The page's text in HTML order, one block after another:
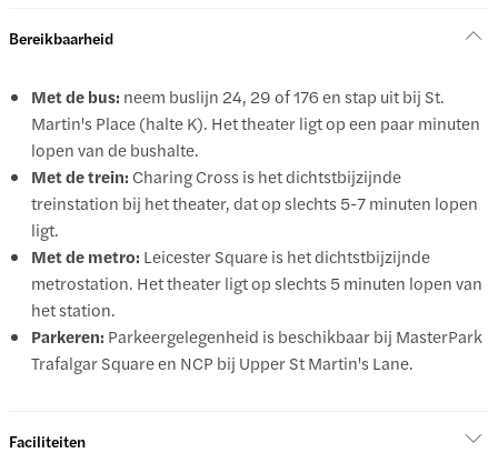
Bereikbaarheid
Met de bus: neem buslijn 24, 29 of 176 en stap uit bij St.
Martin's Place (halte K). Het theater ligt op een paar minuten
lopen van de bushalte.
Met de trein: Charing Cross is het dichtstbijzijnde
treinstation bij het theater, dat op slechts 5-7 minuten lopen
ligt.
Met de metro: Leicester Square is het dichtstbijzijnde
metrostation. Het theater ligt op slechts 5 minuten lopen van
het station.
Parkeren: Parkeergelegenheid is beschikbaar bij MasterPark
Trafalgar Square en NCP bij Upper St Martin's Lane.
Faciliteiten